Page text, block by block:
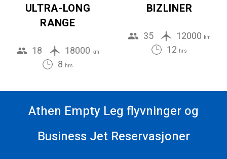
ULTRA-LONG
RANGE
18 18000 km
8 hrs
BIZLINER
35 12000 km
12 hrs
Athen Empty Leg flyvninger og
Business Jet Reservasjoner